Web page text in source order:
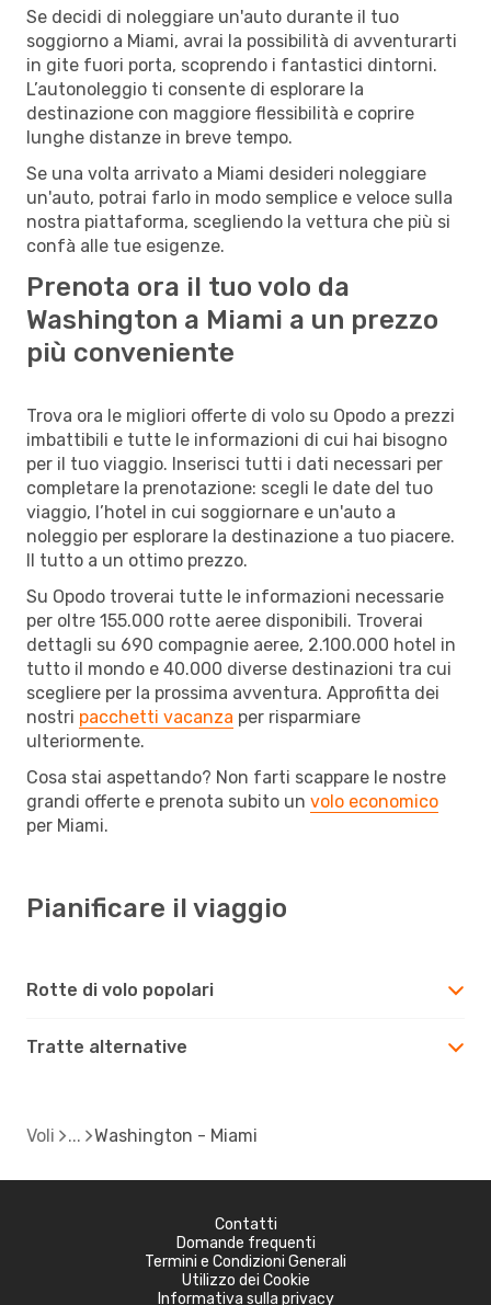
Se decidi di noleggiare un'auto durante il tuo
soggiorno a Miami, avrai la possibilità di avventurarti
in gite fuori porta, scoprendo i fantastici dintorni.
L’autonoleggio ti consente di esplorare la
destinazione con maggiore flessibilità e coprire
lunghe distanze in breve tempo.
Se una volta arrivato a Miami desideri noleggiare
un'auto, potrai farlo in modo semplice e veloce sulla
nostra piattaforma, scegliendo la vettura che più si
confà alle tue esigenze.
Prenota ora il tuo volo da
Washington a Miami a un prezzo
più conveniente
Trova ora le migliori offerte di volo su Opodo a prezzi
imbattibili e tutte le informazioni di cui hai bisogno
per il tuo viaggio. Inserisci tutti i dati necessari per
completare la prenotazione: scegli le date del tuo
viaggio, l’hotel in cui soggiornare e un'auto a
noleggio per esplorare la destinazione a tuo piacere.
Il tutto a un ottimo prezzo.
Su Opodo troverai tutte le informazioni necessarie
per oltre 155.000 rotte aeree disponibili. Troverai
dettagli su 690 compagnie aeree, 2.100.000 hotel in
tutto il mondo e 40.000 diverse destinazioni tra cui
scegliere per la prossima avventura. Approfitta dei
nostri pacchetti vacanza per risparmiare
ulteriormente.
Cosa stai aspettando? Non farti scappare le nostre
grandi offerte e prenota subito un volo economico
per Miami.
Pianificare il viaggio
Rotte di volo popolari
Tratte alternative
Voli Washington - Miami
Contatti
Domande frequenti
Termini e Condizioni Generali
Utilizzo dei Cookie
Informativa sulla privacy